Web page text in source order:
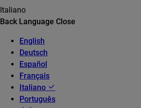
Italiano
Back Language Close
English
Deutsch
Español
Français
Italiano
Português